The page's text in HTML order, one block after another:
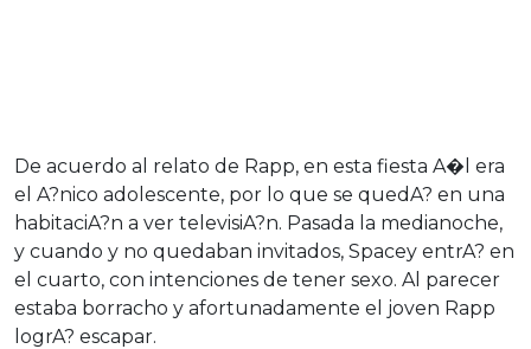
De acuerdo al relato de Rapp, en esta fiesta A�l era
el A?nico adolescente, por lo que se quedA? en una
habitaciA?n a ver televisiA?n. Pasada la medianoche,
y cuando y no quedaban invitados, Spacey entrA? en
el cuarto, con intenciones de tener sexo. Al parecer
estaba borracho y afortunadamente el joven Rapp
logrA? escapar.